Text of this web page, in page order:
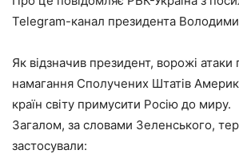
Telegram-канал президента
Як відзначив президент, ворожі атаки
намагання Сполучених Штатів
країн світу примусити Росію до миру.
Загалом, за словами Зеленського,
застосували: